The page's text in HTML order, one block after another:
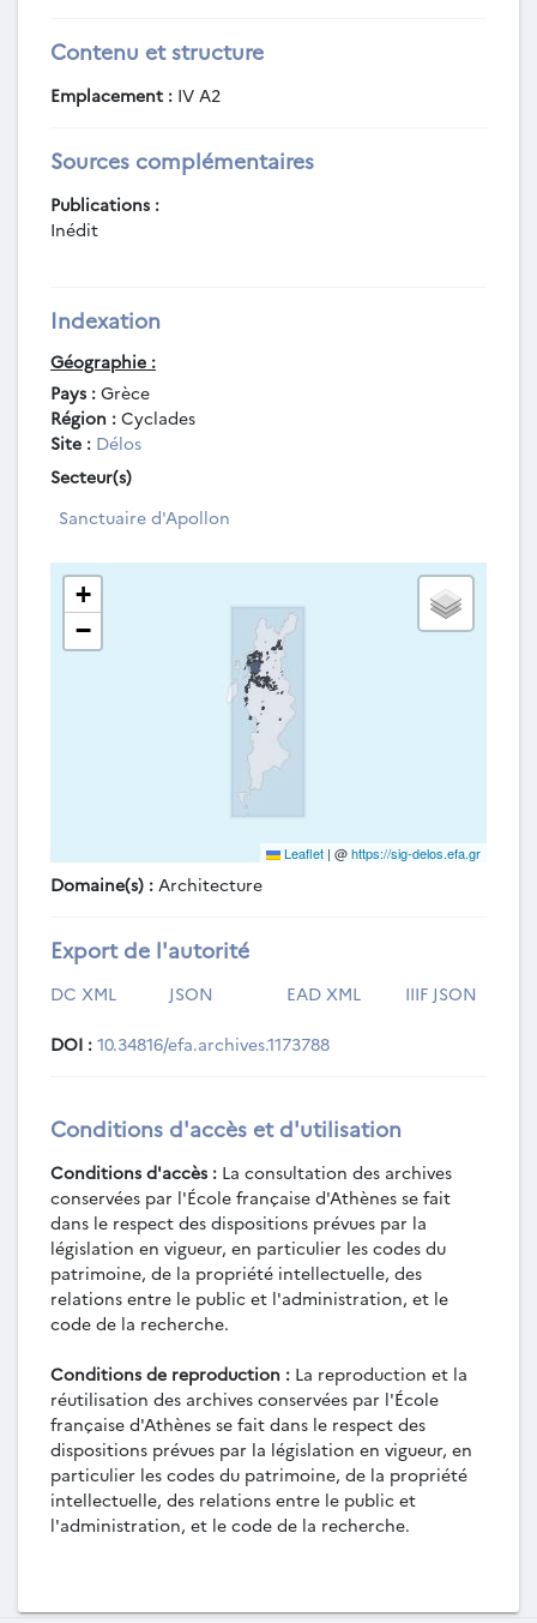
Contenu et structure
Emplacement : IV A2
Sources complémentaires
Publications :
Inédit
Indexation
Géographie :
Pays : Grèce
Région : Cyclades
Site : Délos
Secteur(s)
Sanctuaire d'Apollon
+
−
Leaflet | @https://sig-delos.efa.gr
Domaine(s) : Architecture
Export de l'autorité
DC XML JSON EAD XML IIIF JSON
DOI : 10.34816/efa.archives.1173788
Conditions d'accès et d'utilisation
Conditions d'accès : La consultation des archives
conservées par l'École française d'Athènes se fait
dans le respect des dispositions prévues par la
législation en vigueur, en particulier les codes du
patrimoine, de la propriété intellectuelle, des
relations entre le public et l'administration, et le
code de la recherche.
Conditions de reproduction : La reproduction et la
réutilisation des archives conservées par l'École
française d'Athènes se fait dans le respect des
dispositions prévues par la législation en vigueur, en
particulier les codes du patrimoine, de la propriété
intellectuelle, des relations entre le public et
l'administration, et le code de la recherche.